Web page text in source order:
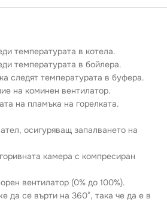
температурата в котела.
температурата в бойлера.
следят температурата в буфера.
на коминен вентилатор.
на пламъка на горелката.
осигуряващ запалването на
камера с компресиран
вентилатор (0% до 100%).
да се върти на 360°, така че да е в